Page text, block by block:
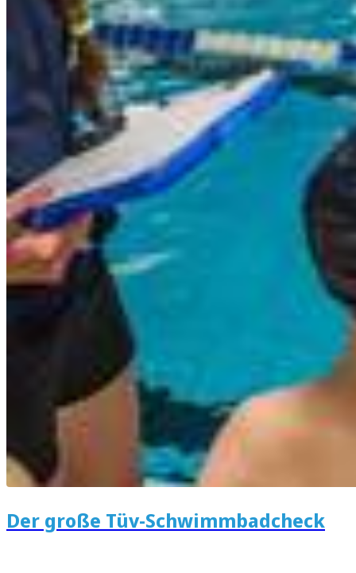
Der große Tüv-Schwimmbadcheck